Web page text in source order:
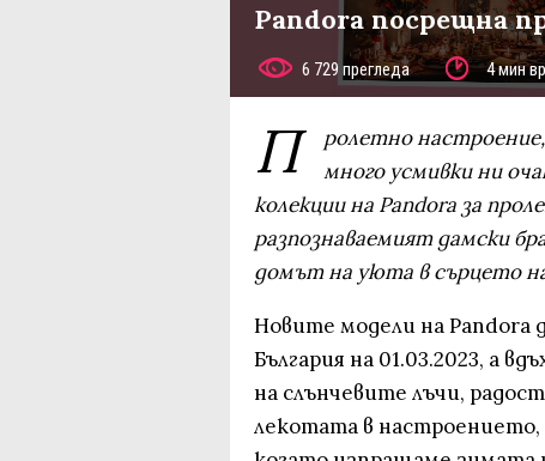
Pandora посрещна
6 729 прегледа 4 мин
П
ролетно
много усмивки ни
колекции на Pandora за
разпознаваемият дамски
домът на уюта в сърцето
Новите модели на Pandora
България на 01.03.2023, а
на слънчевите лъчи,
лекотата в настроението,